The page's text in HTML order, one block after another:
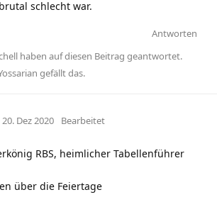
schlecht war.
Antworten
haben auf diesen Beitrag geantwortet.
gefällt das.
20. Dez 2020 Bearbeitet
RBS, heimlicher Tabellenführer
über die Feiertage